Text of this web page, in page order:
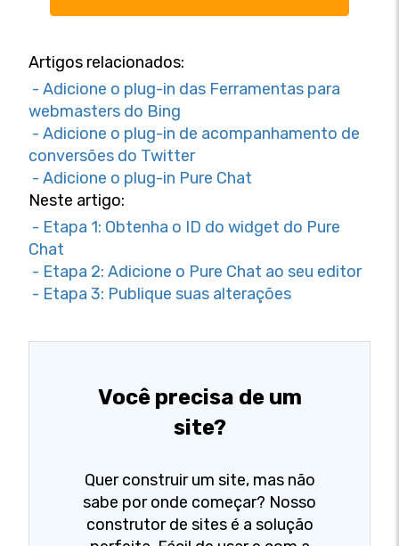
Artigos relacionados:
- Adicione o plug-in das Ferramentas para
webmasters do Bing
- Adicione o plug-in de acompanhamento de
conversões do Twitter
- Adicione o plug-in Pure Chat
Neste artigo:
- Etapa 1: Obtenha o ID do widget do Pure
Chat
- Etapa 2: Adicione o Pure Chat ao seu editor
- Etapa 3: Publique suas alterações
Você precisa de um
site?
Quer construir um site, mas não
sabe por onde começar? Nosso
construtor de sites é a solução